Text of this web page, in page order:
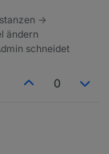
->
ändern
schneidet
0